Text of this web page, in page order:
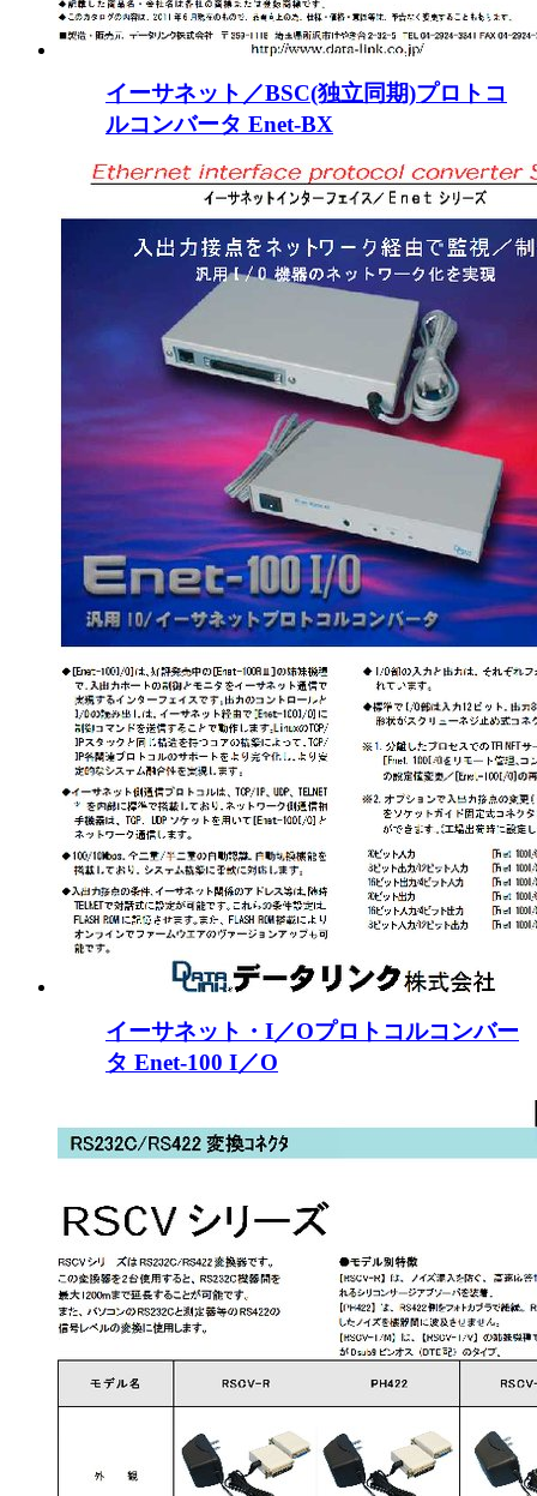
イーサネット／BSC(独立同期)プロトコ
ルコンバータ Enet-BX
イーサネット・I／Oプロトコルコンバー
タ Enet-100 I／O